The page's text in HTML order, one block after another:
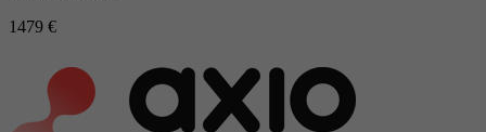
1479 €